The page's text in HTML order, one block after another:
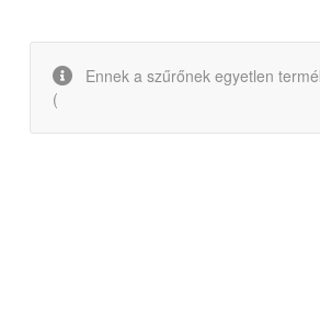
Ennek a szűrőnek egyetlen
(